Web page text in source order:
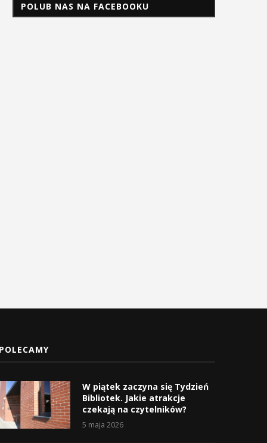
POLUB NAS NA FACEBOOKU
POLECAMY
W piątek zaczyna się Tydzień
Bibliotek. Jakie atrakcje
czekają na czytelników?
5 maja 2026